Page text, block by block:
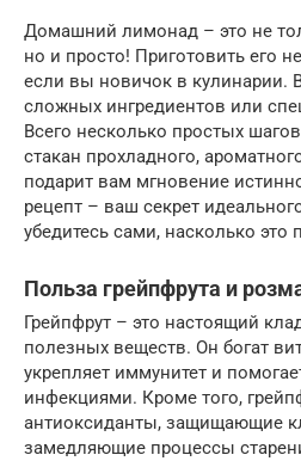
Домашний лимонад – это не
но и просто! Приготовить его
если вы новичок в кулинарии.
сложных ингредиентов или
Всего несколько простых
стакан прохладного,
подарит вам мгновение
рецепт – ваш секрет
убедитесь сами, насколько это
Польза грейпфрута и
Грейпфрут – это настоящий
полезных веществ. Он богат
укрепляет иммунитет и
инфекциями. Кроме того,
антиоксиданты, защищающие
замедляющие процессы